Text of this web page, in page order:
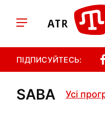
ПІДПИСУЙТЕСЬ:
SABA Усі